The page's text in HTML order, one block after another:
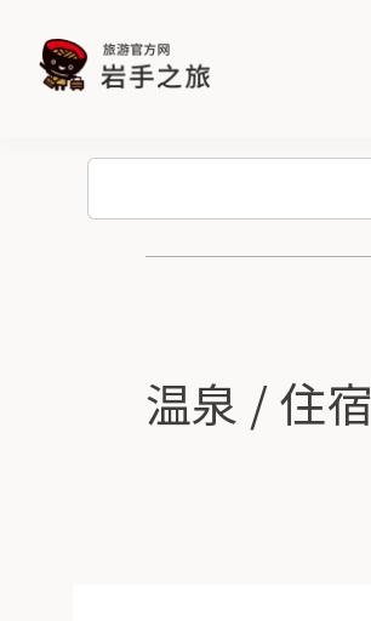
温泉 / 住宿